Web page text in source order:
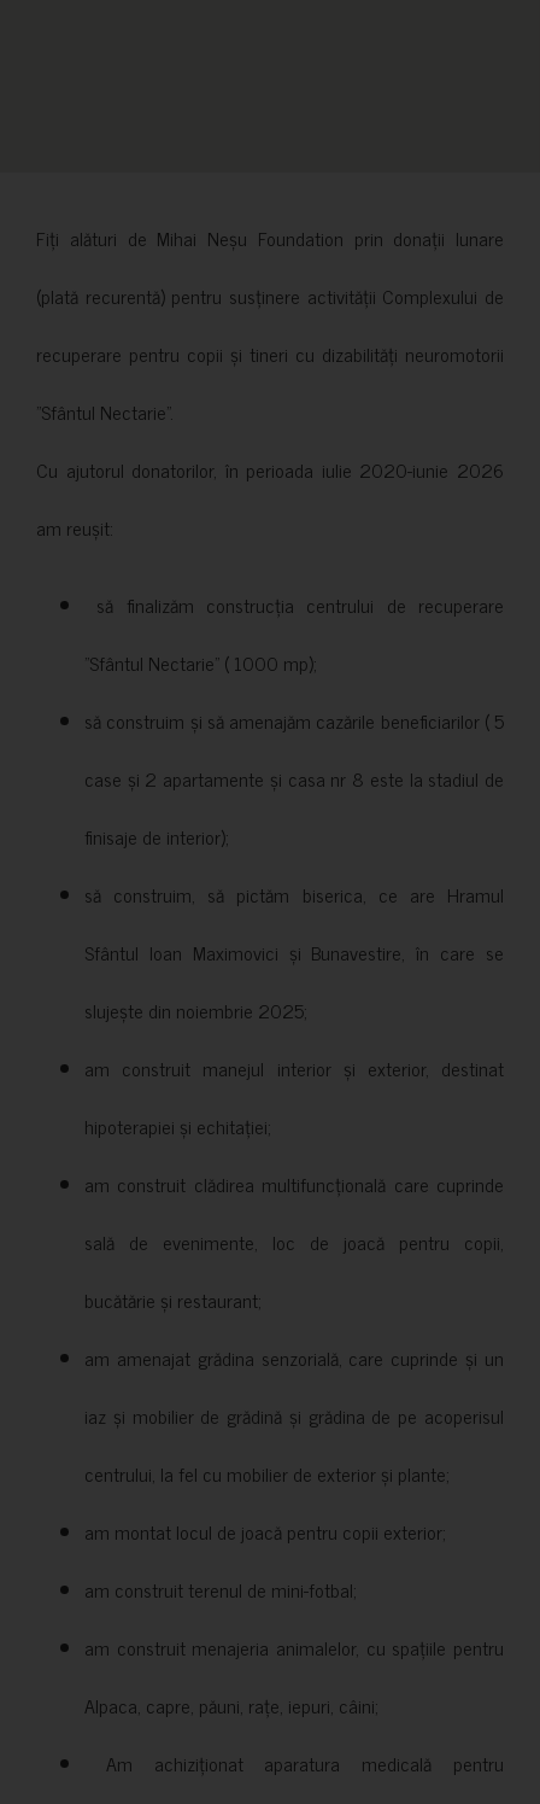
Fiți alături de Mihai Neșu Foundation prin donații lunare
(plată recurentă) pentru susținere activității Complexului de
recuperare pentru copii și tineri cu dizabilități neuromotorii
”Sfântul Nectarie”.
Cu ajutorul donatorilor, în perioada iulie 2020-iunie 2026
am reușit:
să finalizăm construcția centrului de recuperare
”Sfântul Nectarie” ( 1000 mp);
să construim și să amenajăm cazările beneficiarilor ( 5
case și 2 apartamente și casa nr 8 este la stadiul de
finisaje de interior);
să construim, să pictăm biserica, ce are Hramul
Sfântul Ioan Maximovici și Bunavestire, în care se
slujește din noiembrie 2025;
am construit manejul interior și exterior, destinat
hipoterapiei și echitației;
am construit clădirea multifuncțională care cuprinde
sală de evenimente, loc de joacă pentru copii,
bucătărie și restaurant;
am amenajat grădina senzorială, care cuprinde și un
iaz și mobilier de grădină și grădina de pe acoperisul
centrului, la fel cu mobilier de exterior și plante;
am montat locul de joacă pentru copii exterior;
am construit terenul de mini-fotbal;
am construit menajeria animalelor, cu spațiile pentru
Alpaca, capre, păuni, rațe, iepuri, câini;
Am achiziționat aparatura medicală pentru